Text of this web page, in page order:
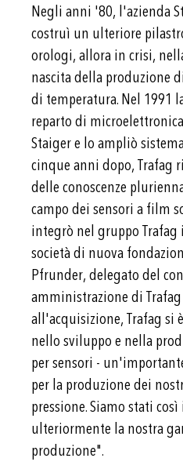
Negli anni '80, l'azienda
costruì un ulteriore
orologi, allora in crisi,
nascita della produzione
di temperatura. Nel 1991
reparto di
Staiger e lo ampliò
cinque anni dopo, Trafag
delle conoscenze
campo dei sensori a film
integrò nel gruppo Trafag
società di nuova
Pfrunder, delegato del
amministrazione di Trafag
all'acquisizione, Trafag si
nello sviluppo e nella
per sensori -
per la produzione dei
pressione. Siamo stati
ulteriormente la nostra
produzione".